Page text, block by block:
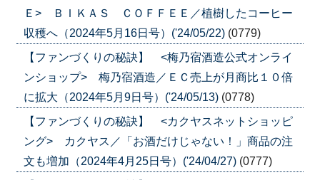
Ｅ> ＢＩＫＡＳ ＣＯＦＦＥＥ／植樹したコーヒー
収穫へ（2024年5月16日号）('24/05/22) (0779)
【ファンづくりの秘訣】 <梅乃宿酒造公式オンライ
ンショップ> 梅乃宿酒造／ＥＣ売上が月商比１０倍
に拡大（2024年5月9日号）('24/05/13) (0778)
【ファンづくりの秘訣】 <カクヤスネットショッピ
ング> カクヤス／「お酒だけじゃない！」商品の注
文も増加（2024年4月25日号）('24/04/27) (0777)